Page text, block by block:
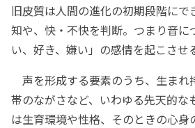
旧皮質は人間の進化の初期段階にで
知や、快・不快を判断。つまり音に
い、好き、嫌い」の感情を起こさせ
声を形成する要素のうち、生まれ
帯のながさなど、いわゆる先天的な
は生育環境や性格、そのときの心身